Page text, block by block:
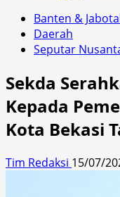
Banten &
Daerah
Seputar
Sekda
Kepada
Kota Bekasi
Tim Redaksi 15/07/